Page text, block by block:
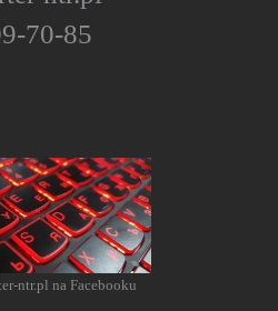
70-85
ntr.pl na Facebooku